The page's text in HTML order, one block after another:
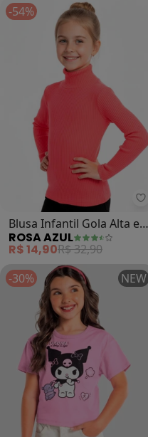
-54%
Blusa Infantil Gola Alta em
Ribana (Rosa Neon)
ROSA AZUL
R$ 14,90R$ 32,90
-30%
NEW